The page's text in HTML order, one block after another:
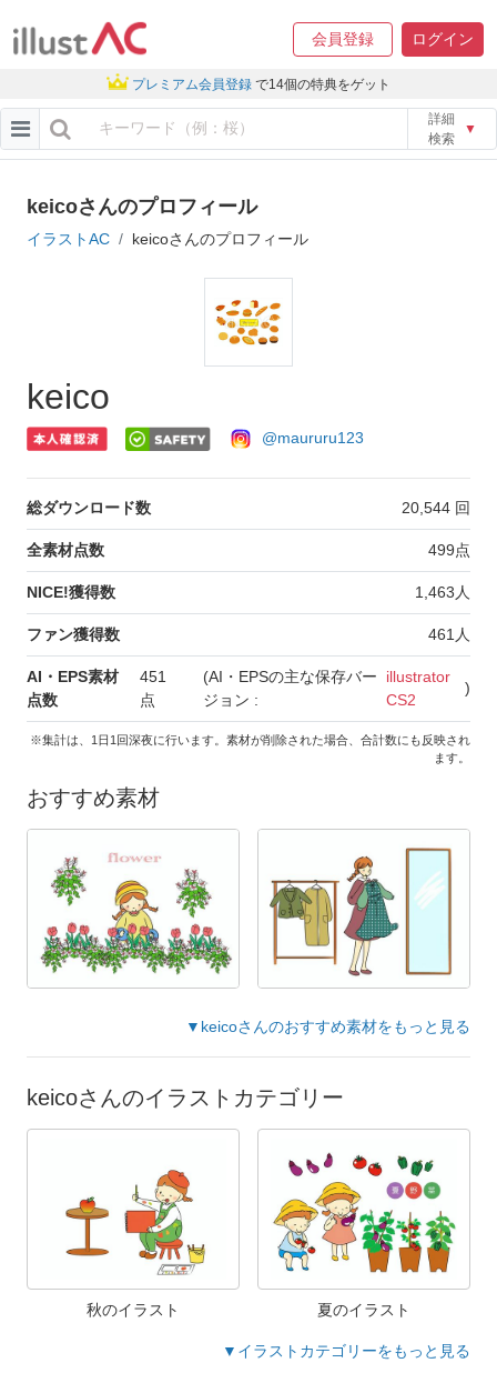
会員登録 ログイン
プレミアム会員登録 で14個の特典をゲット
詳細
検索
▼
keicoさんのプロフィール
イラストAC keicoさんのプロフィール
keico
@maururu123
総ダウンロード数 20,544 回
全素材点数 499点
NICE!獲得数 1,463 人
ファン獲得数 461 人
AI・EPS素材
点数
451
点
(AI・EPSの主な保存バー
ジョン :
illustrator
CS2
)
※集計は、1日1回深夜に行います。素材が削除された場合、合計数にも反映され
ます。
おすすめ素材
▼keicoさんのおすすめ素材をもっと見る
keicoさんのイラストカテゴリー
秋のイラスト 夏のイラスト
▼イラストカテゴリーをもっと見る